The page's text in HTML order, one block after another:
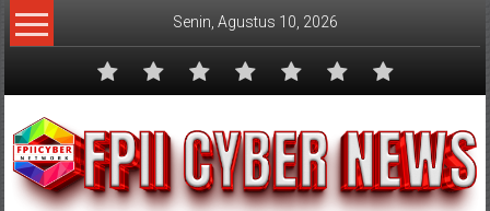
Lompat
ke
Senin, Agustus 10, 2026